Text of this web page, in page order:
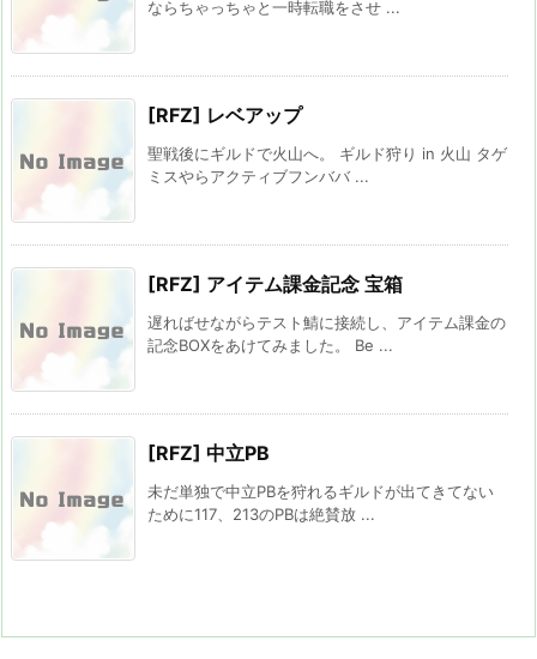
ならちゃっちゃと一時転職をさせ ...
[RFZ] レベアップ
聖戦後にギルドで火山へ。 ギルド狩り in 火山 タゲ
ミスやらアクティブフンババ ...
[RFZ] アイテム課金記念 宝箱
遅ればせながらテスト鯖に接続し、アイテム課金の
記念BOXをあけてみました。 Be ...
[RFZ] 中立PB
未だ単独で中立PBを狩れるギルドが出てきてない
ために117、213のPBは絶賛放 ...